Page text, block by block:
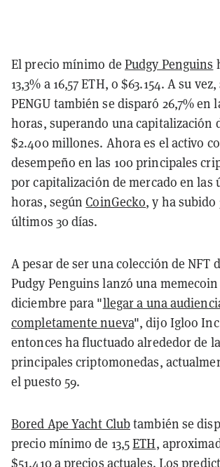
El precio mínimo dePudgy Penguins
13,3% a 16,57 ETH, o $63.154. A su
PENGU también se disparó 26,7% en
horas, superando una capitalización
$2.400 millones. Ahora es el activo
desempeño en las 100 principales
por capitalización de mercado en las
horas, segúnCoinGecko, y ha subido
últimos 30 días.
A pesar de ser una colección de NFT
Pudgy Penguins lanzó una
diciembre para "llegar a una
completamente nueva", dijo Igloo
entonces ha fluctuado alrededor de
principales criptomonedas,
el puesto 59.
Bored Ape Yacht Clubtambién se
precio mínimo de 13,5ETH,
$51.410 a precios actuales. Los